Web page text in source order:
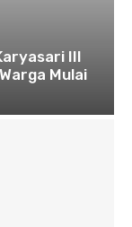
III
Mulai